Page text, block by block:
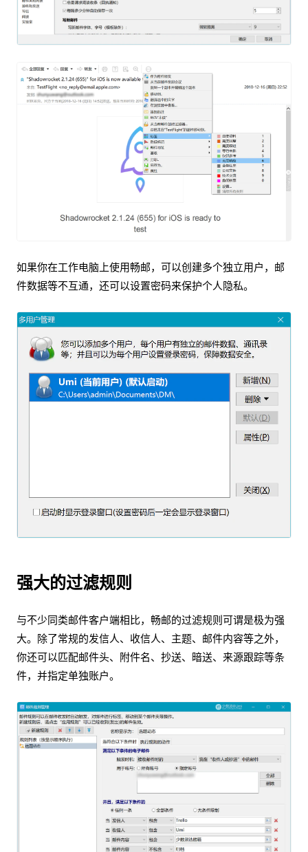
如果你在工作电脑上使用畅邮，可以创建多个独立用户，邮
件数据等不互通，还可以设置密码来保护个人隐私。
强大的过滤规则
与不少同类邮件客户端相比，畅邮的过滤规则可谓是极为强
大。除了常规的发信人、收信人、主题、邮件内容等之外，
你还可以匹配邮件头、附件名、抄送、暗送、来源跟踪等条
件，并指定单独账户。